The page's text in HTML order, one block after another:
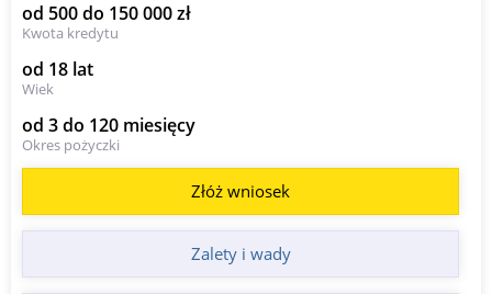
od 500 do 150 000 zł
Kwota kredytu
od 18 lat
Wiek
od 3 do 120 miesięcy
Okres pożyczki
Złóż wniosek
Zalety i wady